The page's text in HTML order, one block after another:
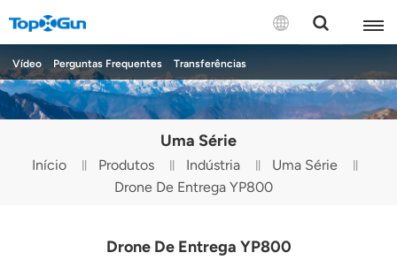
CONTATE-NOS
English
Español
Русский
Uma Série
Início Produtos Indústria
Uma Série
Drone De Entrega YP800
Vídeo Perguntas Frequentes Transferências
Drone De Entrega YP800